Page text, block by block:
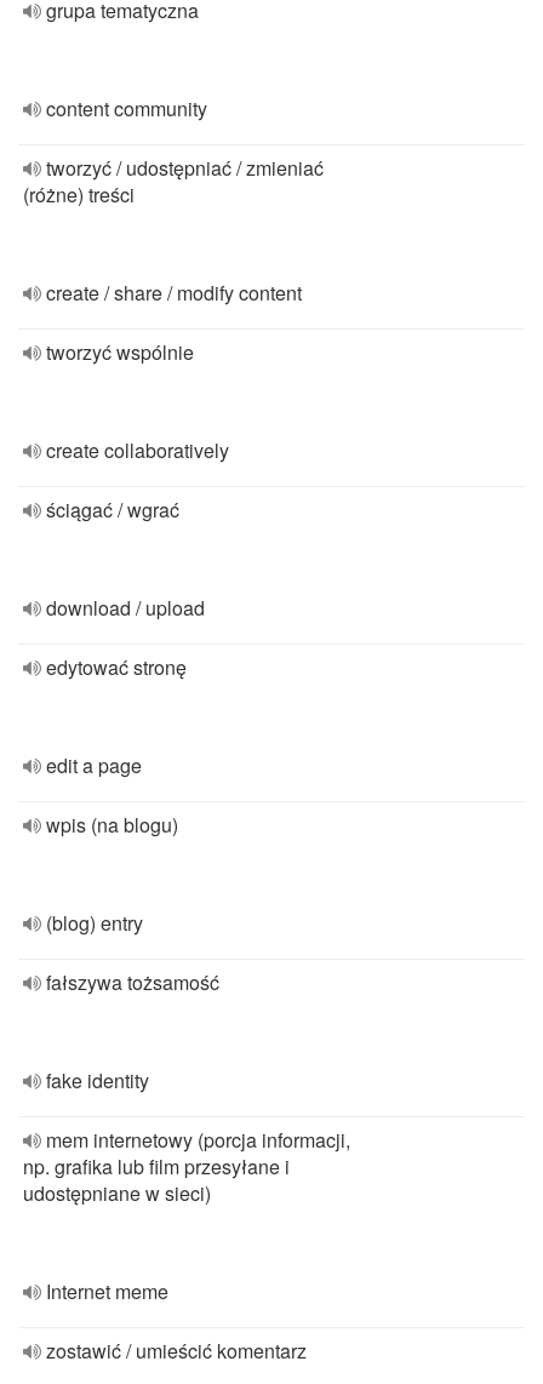
grupa tematyczna
content community
tworzyć / udostępniać / zmieniać
(różne) treści
create / share / modify content
tworzyć wspólnie
create collaboratively
ściągać / wgrać
download / upload
edytować stronę
edit a page
wpis (na blogu)
(blog) entry
fałszywa tożsamość
fake identity
mem internetowy (porcja informacji,
np. grafika lub film przesyłane i
udostępniane w sieci)
Internet meme
zostawić / umieścić komentarz